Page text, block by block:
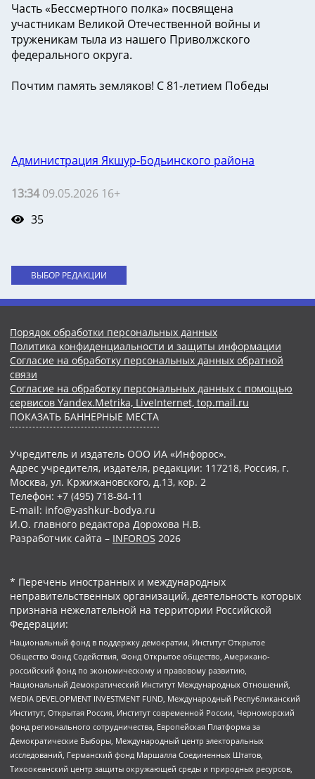
Часть «Бессмертного полка» посвящена
участникам Великой Отечественной войны и
труженикам тыла из нашего Приволжского
федерального округа.
Почтим память земляков! С 81-летием Победы
Администрация Якшур-Бодьинского района
13:3409.05.2026 16+
35
ВЫБОР РЕДАКЦИИ
Порядок обработки персональных данных
Политика конфиденциальности и защиты информации
Согласие на обработку персональных данных обратной
связи
Согласие на обработку персональных данных с помощью
сервисов Yandex.Metrika, LiveInternet, top.mail.ru
ПОКАЗАТЬ БАННЕРНЫЕ МЕСТА
Учредитель и издатель ООО ИА «Инфорос».
Адрес учредителя, издателя, редакции: 117218, Россия, г.
Москва, ул. Кржижановского, д.13, кор. 2
Телефон: +7 (495) 718-84-11
E-mail: info@yashkur-bodya.ru
И.О. главного редактора Дорохова Н.В.
Разработчик сайта – INFOROS 2026
* Перечень иностранных и международных
неправительственных организаций, деятельность которых
признана нежелательной на территории Российской
Федерации:
Национальный фонд в поддержку демократии, Институт Открытое
Общество Фонд Содействия, Фонд Открытое общество, Американо-
российский фонд по экономическому и правовому развитию,
Национальный Демократический Институт Международных Отношений,
MEDIA DEVELOPMENT INVESTMENT FUND, Международный Республиканский
Институт, Открытая Россия, Институт современной России, Черноморский
фонд регионального сотрудничества, Европейская Платформа за
Демократические Выборы, Международный центр электоральных
исследований, Германский фонд Маршалла Соединенных Штатов,
Тихоокеанский центр защиты окружающей среды и природных ресурсов,